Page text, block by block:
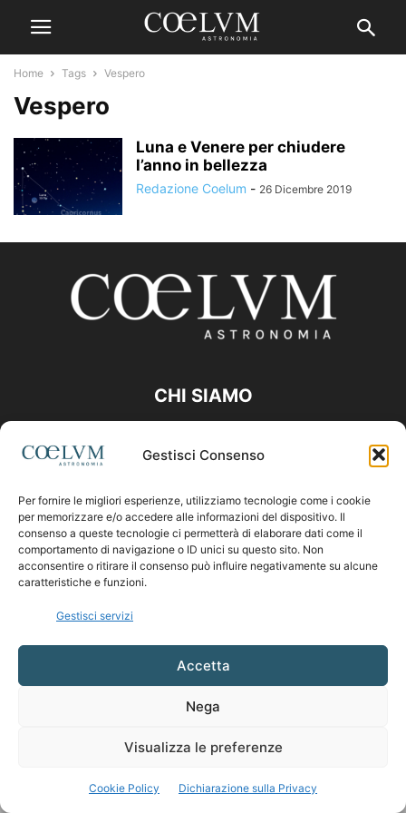
Gestisci Consenso
Per fornire le migliori esperienze, utilizziamo tecnologie come i cookie
per memorizzare e/o accedere alle informazioni del dispositivo. Il
consenso a queste tecnologie ci permetterà di elaborare dati come il
comportamento di navigazione o ID unici su questo sito. Non
acconsentire o ritirare il consenso può influire negativamente su alcune
caratteristiche e funzioni.
Gestisci servizi
Accetta
Nega
Visualizza le preferenze
Cookie Policy Dichiarazione sulla Privacy
Home Tags Vespero
Vespero
Luna e Venere per chiudere
l’anno in bellezza
Redazione Coelum - 26 Dicembre 2019
CHI SIAMO
Contattaci:coelumastro@coelum.com
SEGUICI